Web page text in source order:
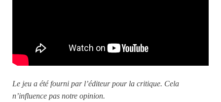
Le jeu a été fourni par l’éditeur pour la critique. Cela
n’influence pas notre opinion.